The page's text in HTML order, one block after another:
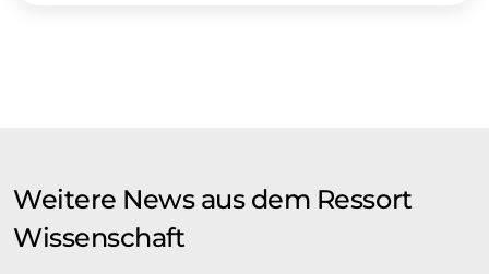
Weitere News aus dem Ressort
Wissenschaft